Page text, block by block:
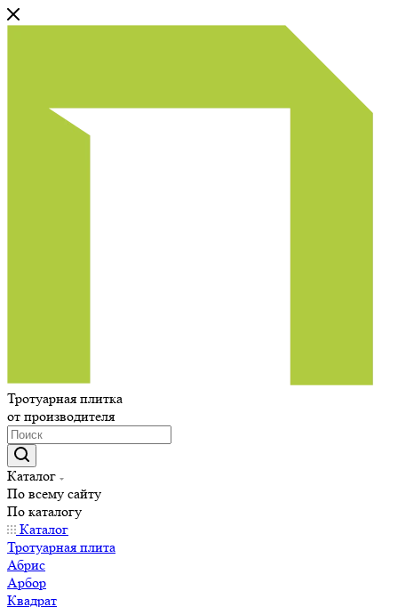
Тротуарная плитка
от производителя
Каталог
По всему сайту
По каталогу
Каталог
Тротуарная плита
Абрис
Арбор
Квадрат